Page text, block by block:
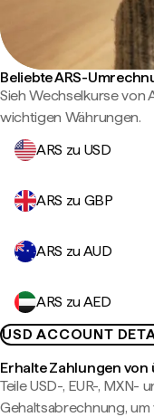
Beliebte ARS-
Sieh Wechselkurse von
wichtigen Währungen.
ARS zu USD
ARS zu GBP
ARS zu AUD
ARS zu AED
USD ACCOUNT
Erhalte Zahlungen von
Teile USD-, EUR-,
Gehaltsabrechnung, um